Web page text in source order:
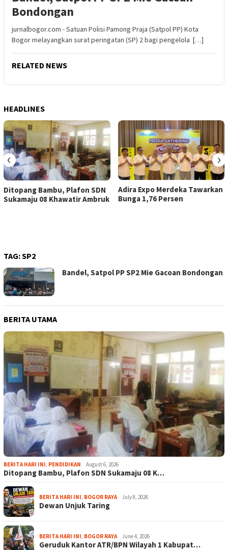
Bondongan
jurnalbogor.com - Satuan Polisi Pamong Praja (Satpol PP) Kota
Bogor melayangkan surat peringatan (SP) 2 bagi pengelola […]
RELATED NEWS
HEADLINES
Ditopang Bambu, Plafon SDN
Sukamaju 08 Khawatir Ambruk
Adira Expo Merdeka Tawarkan
Bunga 1,76 Persen
‹ ›
TAG:SP2
Bandel, Satpol PP SP2 Mie Gacoan Bondongan
BERITA UTAMA
BERITA HARI INI, PENDIDIKAN August 6, 2026
Ditopang Bambu, Plafon SDN Sukamaju 08 K…
BERITA HARI INI, BOGOR RAYA July 8, 2026
Dewan Unjuk Taring
BERITA HARI INI, BOGOR RAYA June 4, 2026
Geruduk Kantor ATR/BPN Wilayah 1 Kabupat…